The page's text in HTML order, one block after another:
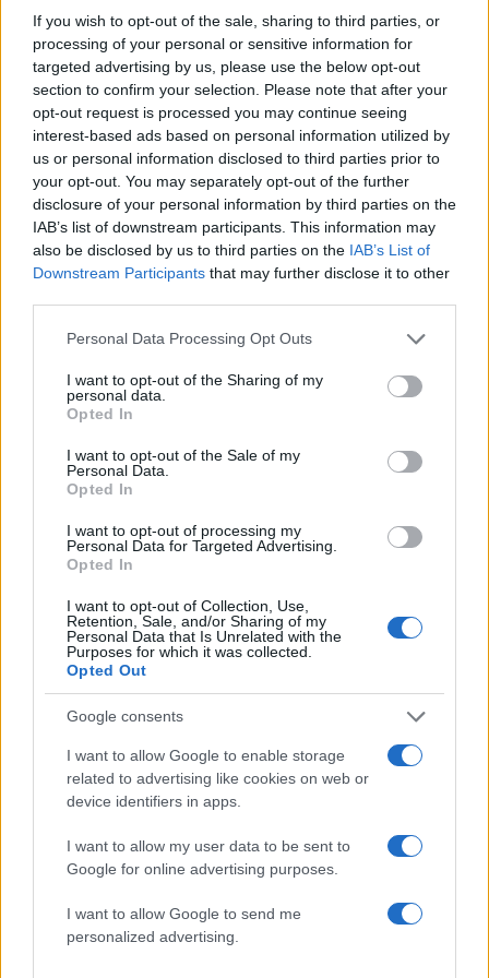
If you wish to opt-out of the sale, sharing to third parties, or
processing of your personal or sensitive information for
targeted advertising by us, please use the below opt-out
section to confirm your selection. Please note that after your
opt-out request is processed you may continue seeing
interest-based ads based on personal information utilized by
us or personal information disclosed to third parties prior to
your opt-out. You may separately opt-out of the further
disclosure of your personal information by third parties on the
IAB’s list of downstream participants. This information may
also be disclosed by us to third parties on the IAB’s List of
Downstream Participants that may further disclose it to other
Please note that this website/app uses one or more Google
not limited to your visit or usage behaviour. You may click to
grant or deny consent to Google and its third-party tags to
use your data for below specified purposes in below Google
consent section.
Personal Data Processing Opt Outs
I want to opt-out of the Sharing of my
personal data.
Opted In
I want to opt-out of the Sale of my
Personal Data.
Opted In
I want to opt-out of processing my
Personal Data for Targeted Advertising.
Opted In
I want to opt-out of Collection, Use,
Retention, Sale, and/or Sharing of my
Personal Data that Is Unrelated with the
Purposes for which it was collected.
Opted Out
Google consents
I want to allow Google to enable storage
related to advertising like cookies on web or
device identifiers in apps.
I want to allow my user data to be sent to
Google for online advertising purposes.
I want to allow Google to send me
personalized advertising.
Πιο δημοφιλή
1 Σοκαριστική υπόθεση στην Κρήτη:
Τουρίστας ρωτούσε πόσο να πληρώσει για
να ασελγήσει σε 10χρονο κορίτσι - Το παιδί
καθόταν αμέριμνο σε αυλή επιχείρησης
2Δεν ήταν μόνο η ταχύτητα που οδήγησε
στο τροχαίο στις Σέρρες με νεκρούς μητέρα
του οδηγού» λέει πραγματογνώμονας
Ανησυχία από το ξέσπασμα του ιού του
Δυτικού Νείλου με κρούσματα στην Αττική
- «Καμπανάκι» από τον Ιατρικό Σύλλογο
Αθηνών για την προστασία της δημόσιας
υγείας
Πέθανε ο Γουίλιαμ Όρμπιτ, παραγωγός του
εμβληματικού άλμπουμ της Μαντόνα «Ray
of Light»
Ryanair: «Ένα κομμάτι του προσώπου του
ήταν σαν πλαστελίνη», συγκλονίζει η
έσπασε το παράθυρο του αεροπλάνου
Πιο σχολιασμένα
να απολογηθεί την Τρίτη – «Είναι αθώα,
συμμετείχε στη διαδήλωση όπως και
100.000 άτομα»
για τη Δημοκρατία: «Καρυστιανού,
Γρατσία και Γαλανός μετέτρεψαν το
κίνημα σε φοβικό αρχηγικό κόμμα»
Μεταφορές χρημάτων: Πότε μπορεί να
θεωρηθούν δωρεές και να επιβληθεί